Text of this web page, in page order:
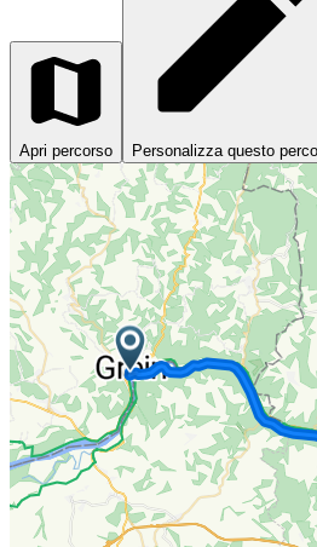
Apri percorso Personalizza questo